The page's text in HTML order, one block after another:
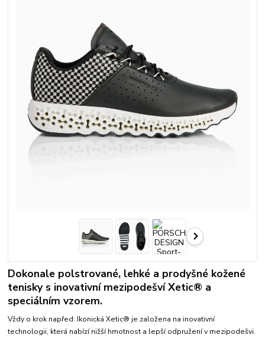
Dokonale polstrované, lehké a prodyšné kožené
tenisky s inovativní mezipodešví Xetic® a
speciálním vzorem.
Vždy o krok napřed: Ikonická Xetic® je založena na inovativní
technologii, která nabízí nižší hmotnost a lepší odpružení v mezipodešvi.